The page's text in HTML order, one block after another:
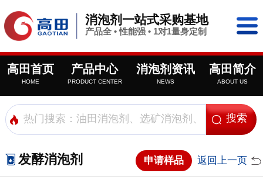
消泡剂一站式采购基地
产品全 • 性能强 • 1对1量身定制
高田首页
HOME
产品中心
PRODUCT CENTER
消泡剂资讯
NEWS
高田简介
ABOUT US
发酵消泡剂 申请样品 返回上一页